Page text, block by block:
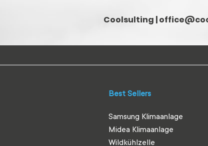
Coolsulting |
Best Sellers
Samsung Klimaanlage
Midea Klimaanlage
Wildkühlzelle